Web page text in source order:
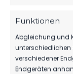
Funktionen
Abgleichung und
unterschiedlichen
verschiedener
Endgeräten